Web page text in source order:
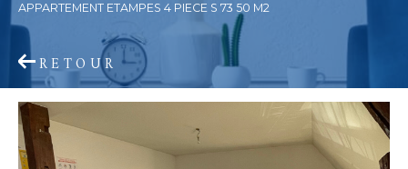
APPARTEMENT ETAMPES 4 PIECE S 73 50 M2
RETOUR